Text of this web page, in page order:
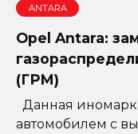
ANTARA
Opel Antara:
(ГРМ)
Данная
автомобилем с